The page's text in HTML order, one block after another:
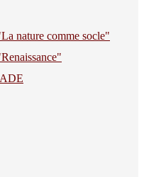
nature comme socle"